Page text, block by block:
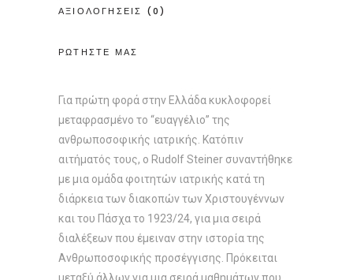
ΑΞΙΟΛΟΓΗΣΕΙΣ (0)
ΡΩΤΗΣΤΕ ΜΑΣ
Για πρώτη φορά στην Ελλάδα κυκλοφορεί
μεταφρασμένο το “ευαγγέλιο” της
ανθρωποσοφικής ιατρικής. Κατόπιν
αιτήματός τους, ο Rudolf Steiner συναντήθηκε
με μια ομάδα φοιτητών ιατρικής κατά τη
διάρκεια των διακοπών των Χριστουγέννων
και του Πάσχα το 1923/24, για μια σειρά
διαλέξεων που έμειναν στην ιστορία της
Ανθρωποσοφικής προσέγγισης. Πρόκειται